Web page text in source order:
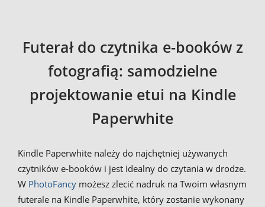
Futerał do czytnika e-booków z
fotografią: samodzielne
projektowanie etui na Kindle
Paperwhite
Kindle Paperwhite należy do najchętniej używanych
czytników e-booków i jest idealny do czytania w drodze.
W PhotoFancy możesz zlecić nadruk na Twoim własnym
futerale na Kindle Paperwhite, który zostanie wykonany